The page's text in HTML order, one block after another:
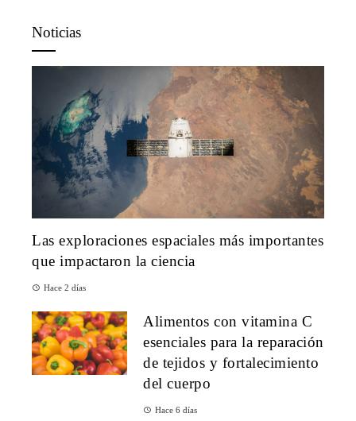
Noticias
Las exploraciones espaciales más importantes
que impactaron la ciencia
Hace 2 días
Alimentos con vitamina C
esenciales para la reparación
de tejidos y fortalecimiento
del cuerpo
Hace 6 días